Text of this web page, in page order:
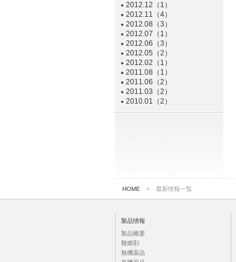
2012.12（1）
2012.11（4）
2012.08（3）
2012.07（1）
2012.06（3）
2012.05（2）
2012.02（1）
2011.08（1）
2011.06（2）
2011.03（2）
2010.01（2）
HOME > 最新情報一覧
製品情報
製品概要
難燃剤
無機薬品